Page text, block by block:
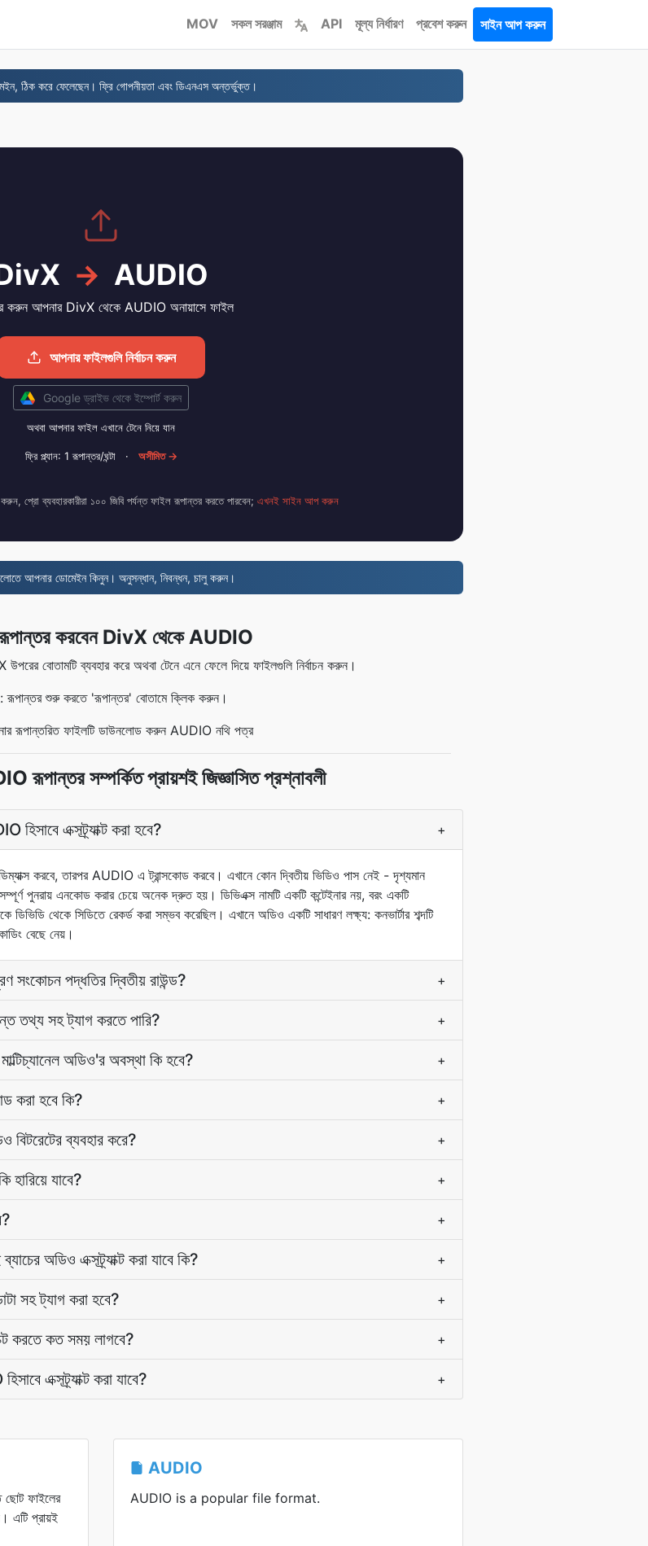
MOV সকল সরঞ্জাম API মূল্য নির্ধারণ প্রবেশ করুন সাইন আপ করুন
ঠিক করে ফেলেছেন। ফ্রি গোপনীয়তা এবং ডিএনএস অন্তর্ভুক্ত।
→ AUDIO
করুন আপনার DivX থেকে AUDIO অনায়াসে ফাইল
আপনার ফাইলগুলি নির্বাচন করুন
Google ড্রাইভ থেকে ইম্পোর্ট করুন
অথবা আপনার ফাইল এখানে টেনে নিয়ে যান
ফ্রি প্ল্যান: 1 রূপান্তর/ঘন্টা · অসীমিত →
প্রো ব্যবহারকারীরা ১০০ জিবি পর্যন্ত ফাইল রূপান্তর করতে পারবেন; এখনই সাইন আপ করুন
আপনার ডোমেইন কিনুন। অনুসন্ধান, নিবন্ধন, চালু করুন।
রূপান্তর করবেন DivX থেকে AUDIO
বোতামটি ব্যবহার করে অথবা টেনে এনে ফেলে দিয়ে ফাইলগুলি নির্বাচন করুন।
রূপান্তর শুরু করতে 'রূপান্তর' বোতামে ক্লিক করুন।
রূপান্তরিত ফাইলটি ডাউনলোড করুন AUDIO নথি পত্র
সম্পর্কিত প্রায়শই জিজ্ঞাসিত প্রশ্নাবলী
এক্সট্র্যাক্ট করা হবে? +
করবে, তারপর AUDIO এ ট্রান্সকোড করবে। এখানে কোন দ্বিতীয় ভিডিও পাস নেই - দৃশ্যমান
সম্পূর্ণ পুনরায় এনকোড করার চেয়ে অনেক দ্রুত হয়। ডিভিএক্স নামটি একটি কন্টেইনার নয়, বরং একটি
থেকে সিডিতে রেকর্ড করা সম্ভব করেছিল। এখানে অডিও একটি সাধারণ লক্ষ্য: কনভার্টার শব্দটি
বেছে নেয়।
পদ্ধতির দ্বিতীয় রাউন্ড? +
তথ্য সহ ট্যাগ করতে পারি? +
অডিও'র অবস্থা কি হবে? +
করা হবে কি? +
ব্যবহার করে? +
যাবে? +
+
অডিও এক্সট্র্যাক্ট করা যাবে কি? +
সহ ট্যাগ করা হবে? +
করতে কত সময় লাগবে? +
এক্সট্র্যাক্ট করা যাবে? +
ছোট ফাইলের
এটি প্রায়ই
AUDIO
AUDIO is a popular file format.